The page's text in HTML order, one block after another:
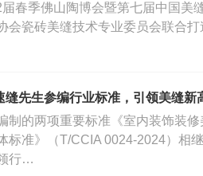
春季佛山陶博会暨第七届中国美
会瓷砖美缝技术专业委员会联合
缝先生参编行业标准，引领美缝新
制的两项重要标准《室内装饰装
标准》（T/CCIA 0024-2024）相
行…